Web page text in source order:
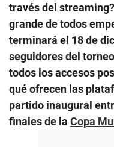
través del
grande de todos
terminará el 18 de
seguidores del
todos los accesos
qué ofrecen las
partido inaugural
finales de la Copa